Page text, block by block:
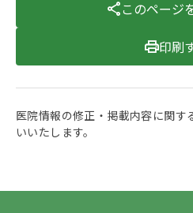
このページ
印刷
医院情報の修正・掲載内容に関す
いいたします。